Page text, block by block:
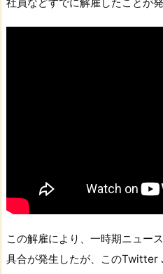
この解雇により、一時期ニュー
具合が発生したが、このTwitter